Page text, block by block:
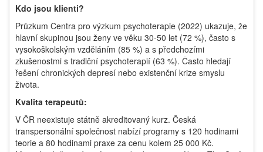
Kdo jsou klienti?
Průzkum Centra pro výzkum psychoterapie (2022) ukazuje, že
hlavní skupinou jsou ženy ve věku 30-50 let (72 %), často s
vysokoškolským vzděláním (85 %) a s předchozími
zkušenostmi s tradiční psychoterapií (63 %). Často hledají
řešení chronických depresí nebo existenční krize smyslu
života.
Kvalita terapeutů:
V ČR neexistuje státně akreditovaný kurz. Česká
transpersonální společnost nabízí programy s 120 hodinami
teorie a 80 hodinami praxe za cenu kolem 25 000 Kč.